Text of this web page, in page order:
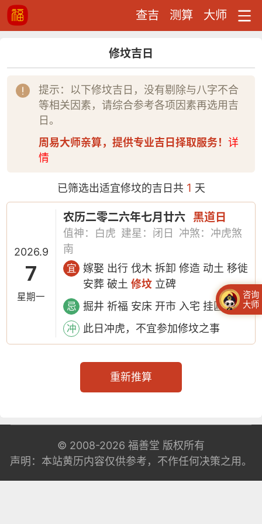
查吉 测算 大师
修坟吉日
提示：以下修坟吉日，没有剔除与八字不合
等相关因素，请综合参考各项因素再选用吉
日。
周易大师亲算，提供专业吉日择取服务！ 详
情
已筛选出适宜修坟的吉日共1 天
2026.9
7
星期一
农历二零二六年七月廿六 黑道日
值神：白虎 建星：闭日
冲煞：冲虎煞
南
宜
嫁娶 出行 伐木 拆卸 修造 动土 移徙
安葬 破土修坟 立碑
忌 掘井 祈福 安床 开市 入宅 挂匾 开光
冲 此日冲虎，不宜参加修坟之事
重新推算
© 2008-2026 福善堂 版权所有
声明：本站黄历内容仅供参考，不作任何决策之用。
咨询
大师